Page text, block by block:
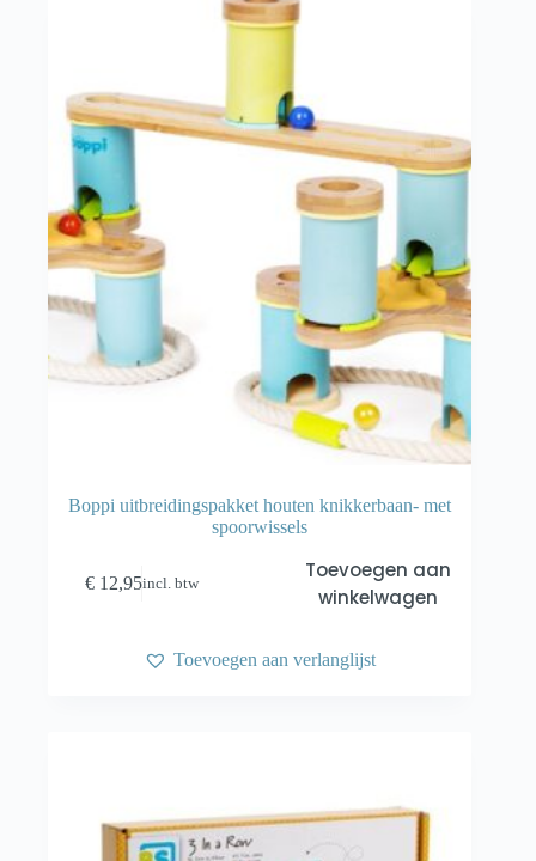
Boppi uitbreidingspakket houten knikkerbaan- met
spoorwissels
€ 12,95incl. btw
Toevoegen aan
winkelwagen
Toevoegen aan verlanglijst